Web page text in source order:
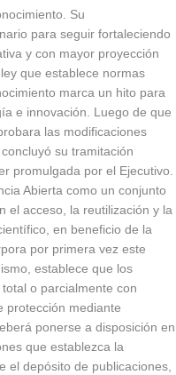
Su
para seguir fortaleciendo
y con mayor proyección
que establece normas
marca un hito para
e innovación. Luego de que
las modificaciones
su tramitación
promulgada por el Ejecutivo.
Abierta como un conjunto
el acceso, la reutilización y la
en beneficio de la
por primera vez este
establece que los
o parcialmente con
protección mediante
ponerse a disposición en
que establezca la
el depósito de publicaciones,